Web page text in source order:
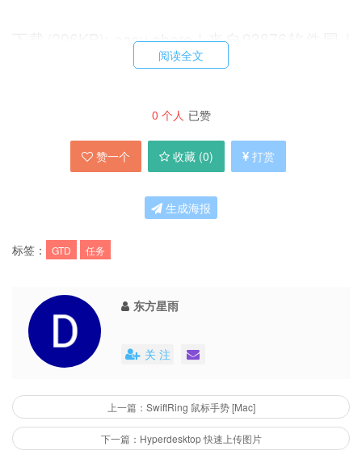
下载(296KB): easy-share | 来自93876软件园 |
mediafire | filefront | live | 新浪
写，是一种行为管理的方法，也是 David
Allen 写的一本书的书名。
的方式把头脑中的各种任务移出来。通过这
样的方式，头脑可以不用塞满各种需要完成
的事情，而集中精力在正在完成的事情。
广而告之：好看薄 的 CPA 广告计划：好看簿将为
每一个通过贵网站到好看簿注册的用户向您支付费
阅读全文
0 个人 已赞
赞一个 收藏 (0) 打赏
生成海报
标签： GTD 任务
东方星雨
关 注
上一篇：SwiftRing 鼠标手势 [Mac]
下一篇：Hyperdesktop 快速上传图片